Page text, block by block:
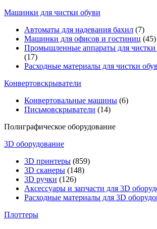
Машинки для чистки обуви
Автоматы для надевания бахил (7)
Машинки для офисов и гостиниц (45)
Промышленные аппараты для
(17)
Расходные материалы для чистки
Конвертовскрыватели
Конвертовальные машины (6)
Письмовскрыватели (14)
Полиграфическое оборудование
3D оборудование
3D принтеры (859)
3D сканеры (148)
3D ручки (126)
Аксессуары и запчасти для 3D
Расходные материалы для 3D
Плоттеры